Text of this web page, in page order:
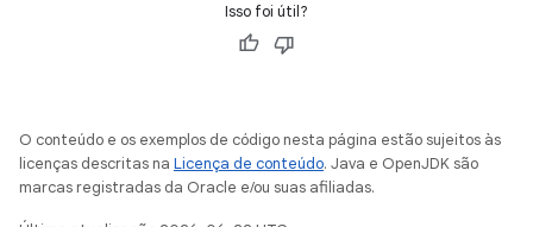
Isso foi útil?
O conteúdo e os exemplos de código nesta página estão sujeitos às
licenças descritas na Licença de conteúdo. Java e OpenJDK são
marcas registradas da Oracle e/ou suas afiliadas.